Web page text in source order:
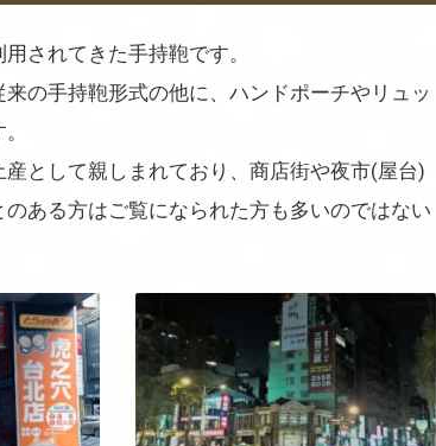
されてきた手持鞄です。
の手持鞄形式の他に、ハンドポーチやリュッ
として親しまれており、商店街や夜市(屋台)
ある方はご覧になられた方も多いのではない